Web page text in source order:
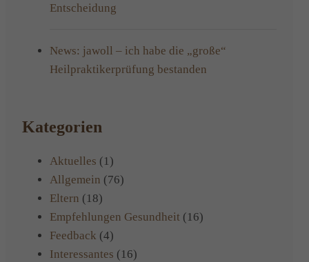
Entscheidung
News: jawoll – ich habe die „große“
Heilpraktikerprüfung bestanden
Kategorien
Aktuelles (1)
Allgemein (76)
Eltern (18)
Empfehlungen Gesundheit (16)
Feedback (4)
Interessantes (16)